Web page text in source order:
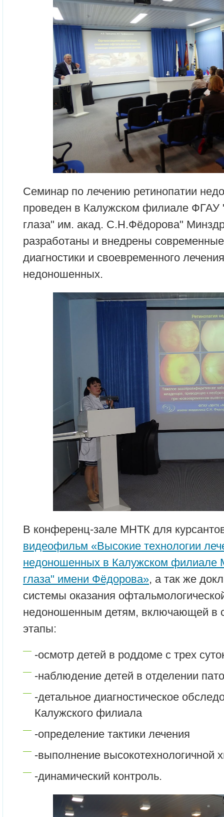
Семинар по лечению ретинопатии
проведен в Калужском филиале ФГАУ
глаза" им. акад. С.Н.Фёдорова"
разработаны и внедрены
диагностики и своевременного
недоношенных.
В конференц-зале МНТК для
видеофильм «Высокие технологии
недоношенных в Калужском филиале
глаза" имени Фёдорова», а так же
системы оказания
недоношенным детям, включающей в
этапы:
-осмотр детей в роддоме с трех
-наблюдение детей в отделении
-детальное диагностическое
Калужского филиала
-определение тактики лечения
-выполнение высокотехнологичной
-динамический контроль.